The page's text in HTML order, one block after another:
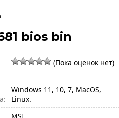
bios bin
(Пока оценок нет)
Windows 11, 10, 7, MacOS,
Linux.